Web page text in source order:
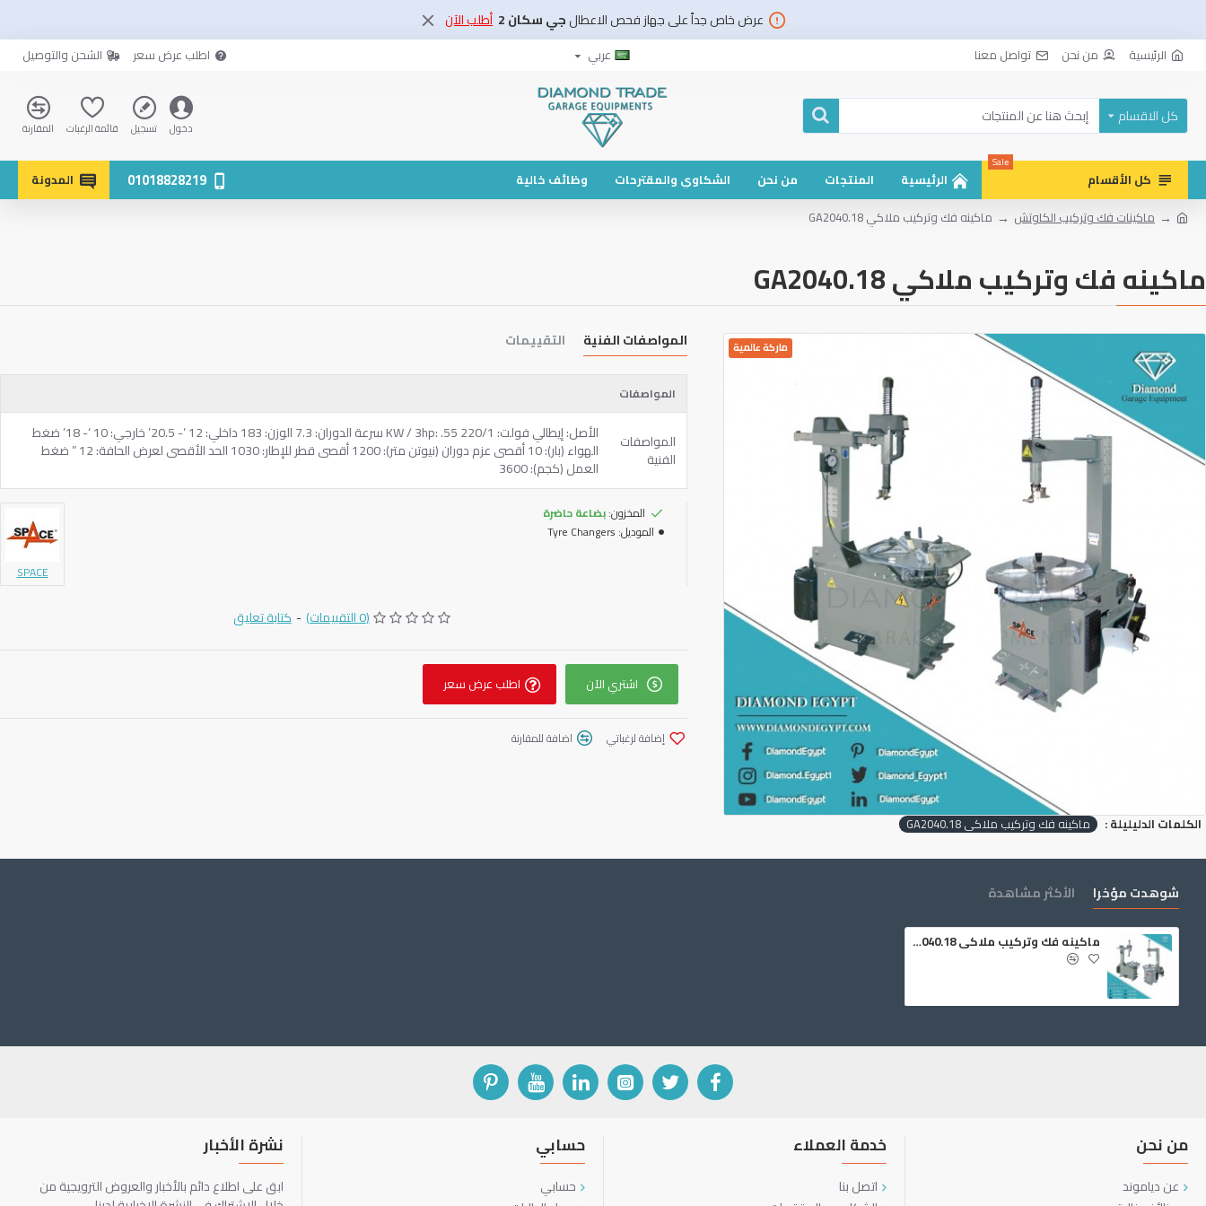
عرض خاص جداً على جهاز فحص الاعطالجي سكان 2 أطلب الآن
الرئيسية من نحن تواصل معنا عربي اطلب عرض سعر الشحن والتوصيل
كل الاقسام
دخول تسجيل قائمة الرغبات المقارنة
كل الأقسام
Sale
الرئيسية المنتجات من نحن الشكاوي والمقترحات وظائف خالية 01018828219
المدونة
ماكينات فك وتركيب الكاوتش
ماكينه فك وتركيب ملاكي GA2040.18
ماكينه فك وتركيب ملاكي GA2040.18
ماركة عالمية المواصفات الفنية التقييمات
المواصفات
المواصفات
الفنية
الأصل: إيطالي فولت: 220/1 KW / 3hp: .55 سرعة الدوران: 7.3 الوزن: 183 داخلي: 12 ‘- 20.5’ خارجي: 10 ‘- 18’ ضغط
الهواء (بار): 10 أقصى عزم دوران (نيوتن متر): 1200 أقصى قطر للإطار: 1030 الحد الأقصى لعرض الحافة: 12 ” ضغط
العمل (كجم): 3600
المخزون:بضاعة حاضرة
الموديل: Tyre Changers
SPACE
(0 التقييمات) - كتابة تعليق
اشتري الآن اطلب عرض سعر
إضافة لرغباتي اضافة للمقارنة
الكلمات الدليليلة : ماكينه فك وتركيب ملاكي GA2040.18
شوهدت مؤخرا الأكثر مشاهدة
ماكينه فك وتركيب ملاكي GA2040.18
من نحن
عن دياموند
خدمة العملاء
اتصل بنا
حسابي
حسابي
نشرة الأخبار
ابق على اطلاع دائم بالأخبار والعروض الترويجية من